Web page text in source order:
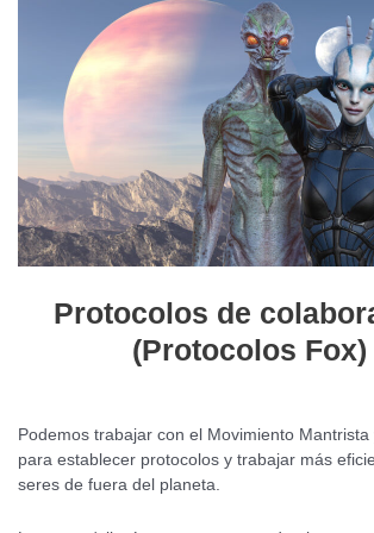
Protocolos de
(Protocolos Fox)
Podemos trabajar con el Movimiento
para establecer protocolos y trabajar más
seres de fuera del planeta.